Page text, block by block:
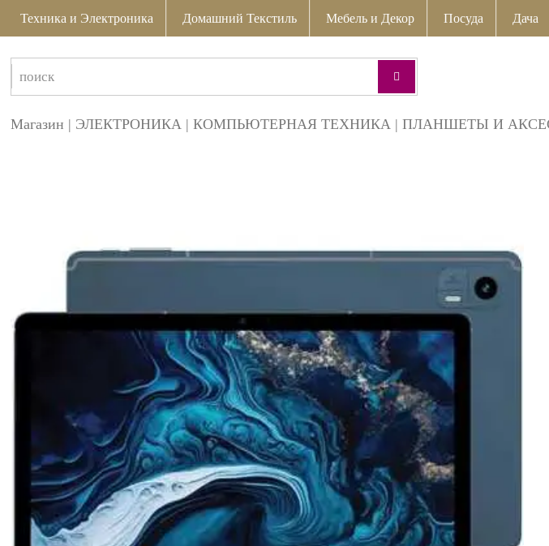
Техника и Электроника Домашний Текстиль Мебель и Декор Посуда Дача
Магазин | ЭЛЕКТРОНИКА |КОМПЬЮТЕРНАЯ ТЕХНИКА |ПЛАНШЕТЫ И